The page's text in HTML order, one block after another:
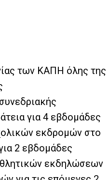
των ΚΑΠΗ όλης της
για 4 εβδομάδες
εκδρομών στο
2 εβδομάδες
εκδηλώσεων